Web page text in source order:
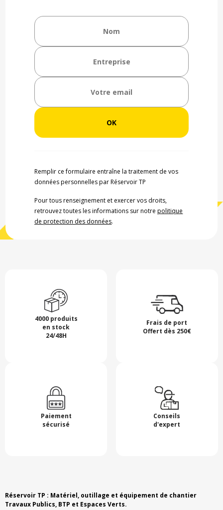
Remplir ce formulaire entraîne la traitement de vos
données personnelles par Réservoir TP
Pour tous renseignement et exercer vos droits,
retrouvez toutes les informations sur notrepolitique
de protection des données.
4000 produits
en stock
24/48H
Frais de port
Offert dès 250€
Paiement
sécurisé
Conseils
d'expert
Réservoir TP : Matériel, outillage et équipement de chantier
Travaux Publics, BTP et Espaces Verts.